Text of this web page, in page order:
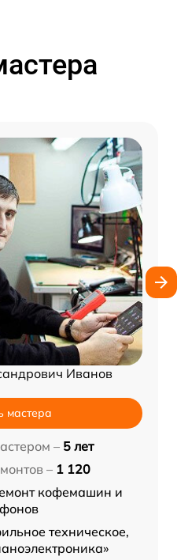
Иванов
мастера
– 5 лет
– 1 120
кофемашин и
техническое,